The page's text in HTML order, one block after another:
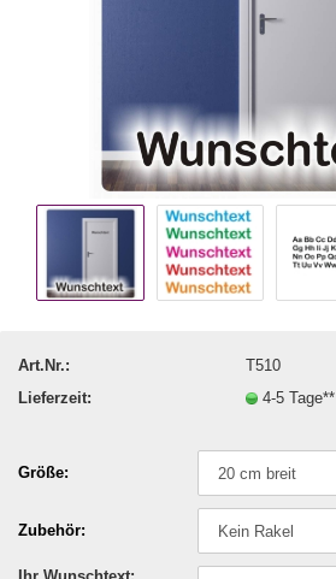
Art.Nr.:
T510
Lieferzeit:
4-5 Tage**
Größe:
Zubehör: